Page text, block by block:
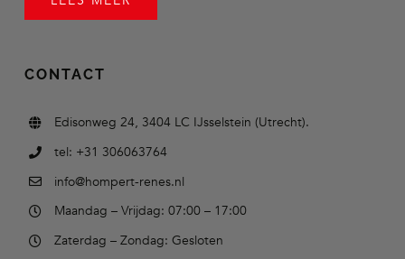
CONTACT
Edisonweg 24, 3404 LC IJsselstein (Utrecht).
tel: +31 306063764
info@hompert-renes.nl
Maandag – Vrijdag: 07:00 – 17:00
Zaterdag – Zondag: Gesloten